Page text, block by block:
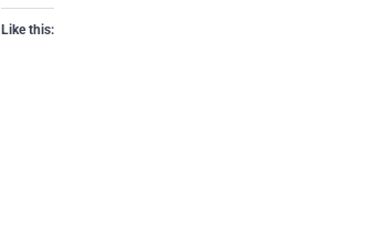
Like this: